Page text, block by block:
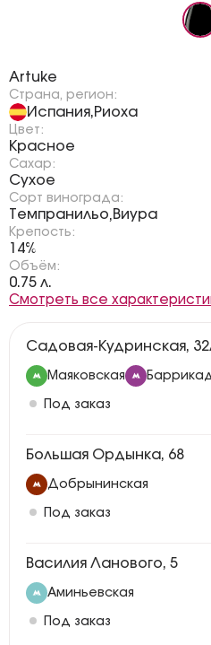
Artuke
Страна, регион:
Испания,Риоха
Цвет:
Красное
Сахар:
Сухое
Сорт винограда:
Темпранильо,Виура
Крепость:
14%
Объём:
0.75 л.
Смотреть все
Садовая-Кудринская,
Маяковская
Под заказ
Большая Ордынка, 68
Добрынинская
Под заказ
Василия Ланового, 5
Аминьевская
Под заказ